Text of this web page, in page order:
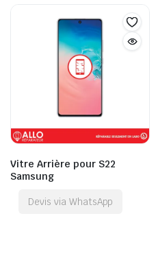
Vitre Arrière pour S22
Samsung
Devis via WhatsApp